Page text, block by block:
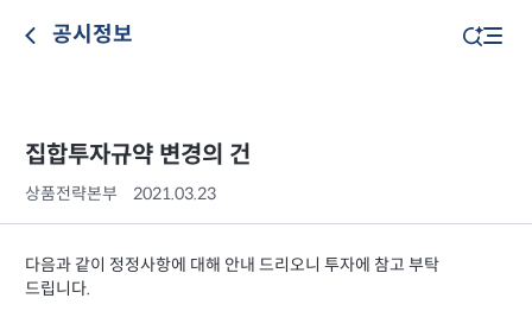
공시정보
집합투자규약 변경의 건
상품전략본부 2021.03.23
다음과 같이 정정사항에 대해 안내 드리오니 투자에 참고 부탁
드립니다.